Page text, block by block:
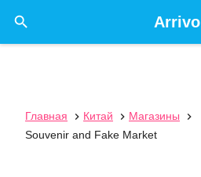
Arrivo

Главная  Китай  Магазины

Souvenir and Fake Market